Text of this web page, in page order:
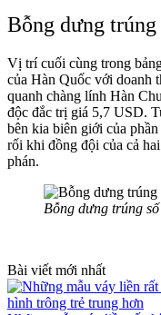
Bỗng dưng trúng
Vị trí cuối cùng trong
của Hàn Quốc với doanh
quanh chàng lính Hàn
độc đắc trị giá 5,7 USD.
bên kia biên giới của
rối khi đồng đội của cả
phán.
Bỗng dưng trúng số
Bài viết mới nhất